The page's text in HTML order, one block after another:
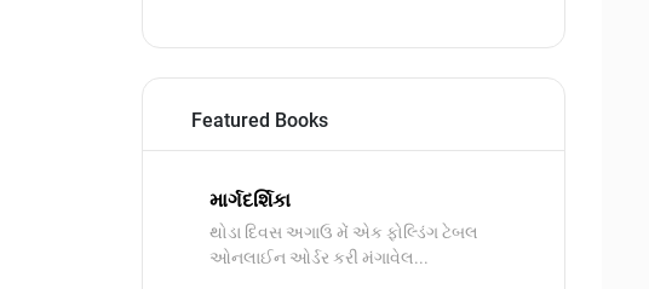
Featured Books
માર્ગદર્શિકા
થોડા દિવસ અગાઉ મેં એક ફોલ્ડિંગ ટેબલ
ઓનલાઈન ઓર્ડર કરી મંગાવેલ...